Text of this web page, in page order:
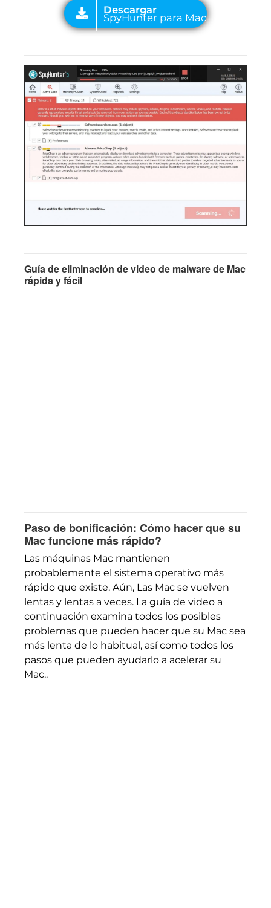
Guía de eliminación de video de malware de Mac
rápida y fácil
Paso de bonificación: Cómo hacer que su
Mac funcione más rápido?
Las máquinas Mac mantienen
probablemente el sistema operativo más
rápido que existe. Aún, Las Mac se vuelven
lentas y lentas a veces. La guía de video a
continuación examina todos los posibles
problemas que pueden hacer que su Mac sea
más lenta de lo habitual, así como todos los
pasos que pueden ayudarlo a acelerar su
Mac..